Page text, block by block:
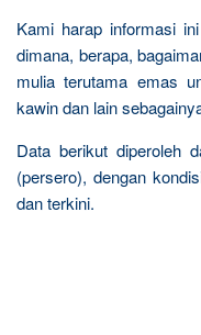
Kami harap informasi
dimana, berapa,
mulia terutama emas
kawin dan lain
Data berikut diperoleh
(persero), dengan
dan terkini.